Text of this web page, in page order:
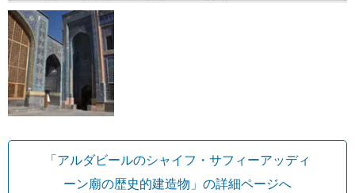
「アルダビールのシャイフ・サフィーアッディ
ーン廟の歴史的建造物」の詳細ページへ